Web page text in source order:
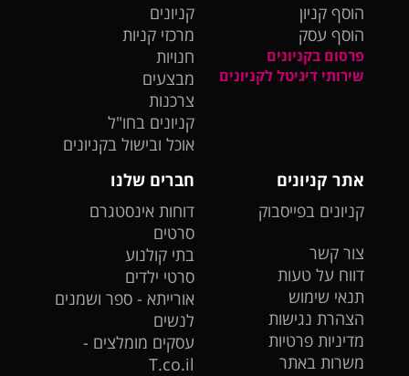
הוסף קניון
הוסף עסק
פרסום בקניונים
שירותי דיגיטל לקניונים
קניונים
מרכזי קניות
חנויות
מבצעים
צרכנות
קניונים בחו"ל
אוכל ובישול בקניונים
אתר קניונים
קניונים בפייסבוק
צור קשר
דווח על טעות
תנאי שימוש
הצהרת נגישות
מדיניות פרטיות
משרות באתר
חברים שלנו
דוחות אינסטגרם
סרטים
בתי קולנוע
סרטי ילדים
אורייתא - ספר ושמנים
לנשים
עסקים מומלצים -
T.co.il